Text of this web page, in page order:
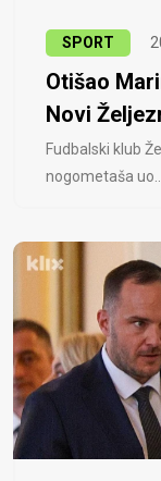
SPORT
Otišao
Novi
Fudbalski klub
nogometaša uo..